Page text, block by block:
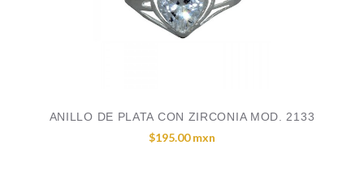
ANILLO DE PLATA CON ZIRCONIA MOD. 2133
$195.00 mxn